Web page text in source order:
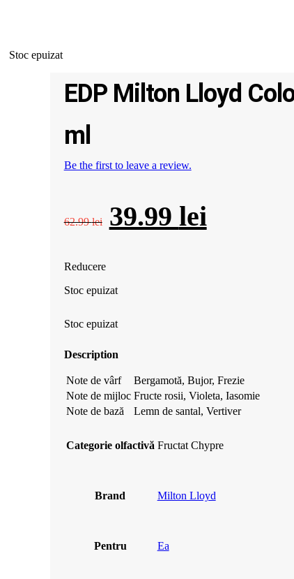
Stoc epuizat
EDP Milton Lloyd
ml
Be the first to leave a review.
62.99lei
Prețul
a
fost:
62.99 lei.
39.99 leiPrețul
Reducere
Stoc epuizat
Stoc epuizat
Description
Note de vârf
Bergamotă, Bujor, Frezie
Note de mijloc Fructe rosii, Violeta, Iasomie
Note de bază
Lemn de santal, Vertiver
Categorie olfactivă Fructat Chypre
Brand Milton Lloyd
Pentru Ea